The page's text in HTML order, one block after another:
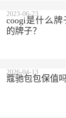
coogi是什么
的牌子？
2023-06-23
蔻驰包包保值
2026-04-13